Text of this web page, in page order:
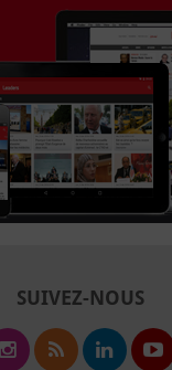
SUIVEZ-NOUS